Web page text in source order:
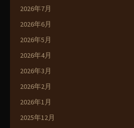
2026年7月
2026年6月
2026年5月
2026年4月
2026年3月
2026年2月
2026年1月
2025年12月